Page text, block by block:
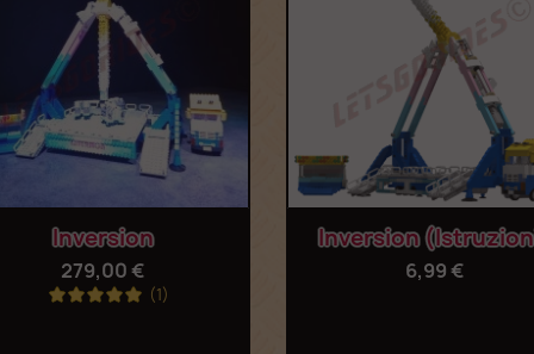
Anteprima
Inversion
279,00 €
(1)
Anteprima
Inversion
6,99 €